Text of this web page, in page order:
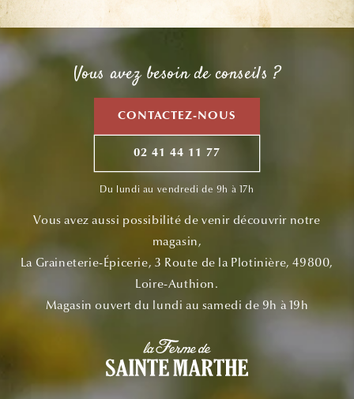
Vous avez besoin de conseils ?
CONTACTEZ-NOUS
02 41 44 11 77
Du lundi au vendredi de 9h à 17h
Vous avez aussi possibilité de venir découvrir notre
magasin,
La Graineterie-Épicerie, 3 Route de la Plotinière, 49800,
Loire-Authion.
Magasin ouvert du lundi au samedi de 9h à 19h